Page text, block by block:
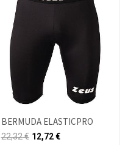
BERMUDA ELASTICPRO
22,32€ 12,72€